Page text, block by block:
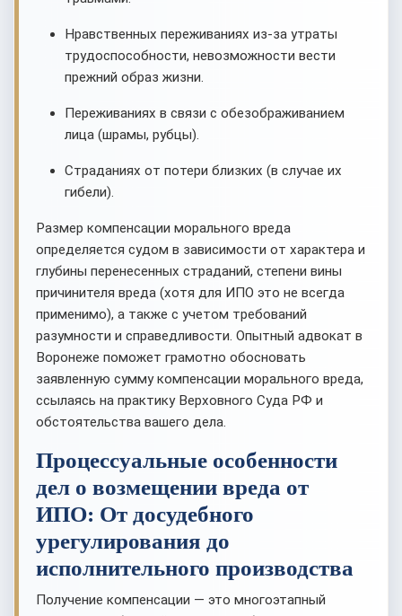
Нравственных переживаниях из-за утраты
трудоспособности, невозможности вести
прежний образ жизни.
Переживаниях в связи с обезображиванием
лица (шрамы, рубцы).
Страданиях от потери близких (в случае их
гибели).
Размер компенсации морального вреда
определяется судом в зависимости от характера и
глубины перенесенных страданий, степени вины
причинителя вреда (хотя для ИПО это не всегда
применимо), а также с учетом требований
разумности и справедливости. Опытный адвокат в
Воронеже поможет грамотно обосновать
заявленную сумму компенсации морального вреда,
ссылаясь на практику Верховного Суда РФ и
обстоятельства вашего дела.
Процессуальные особенности
дел о возмещении вреда от
ИПО: От досудебного
урегулирования до
исполнительного производства
Получение компенсации — это многоэтапный